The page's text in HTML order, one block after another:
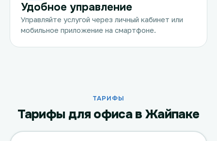
Удобное управление
Управляйте услугой через личный кабинет или
мобильное приложение на смартфоне.
ТАРИФЫ
Тарифы для офиса в Жайпаке